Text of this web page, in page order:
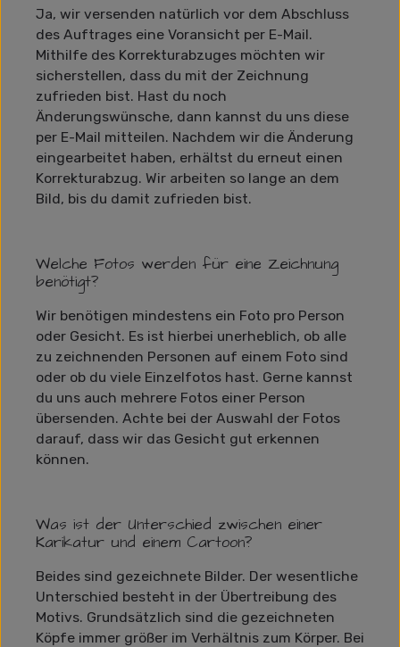
Ja, wir versenden natürlich vor dem Abschluss
des Auftrages eine Voransicht per E-Mail.
Mithilfe des Korrekturabzuges möchten wir
sicherstellen, dass du mit der Zeichnung
zufrieden bist. Hast du noch
Änderungswünsche, dann kannst du uns diese
per E-Mail mitteilen. Nachdem wir die Änderung
eingearbeitet haben, erhältst du erneut einen
Korrekturabzug. Wir arbeiten so lange an dem
Bild, bis du damit zufrieden bist.
Welche Fotos werden für eine Zeichnung
benötigt?
Wir benötigen mindestens ein Foto pro Person
oder Gesicht. Es ist hierbei unerheblich, ob alle
zu zeichnenden Personen auf einem Foto sind
oder ob du viele Einzelfotos hast. Gerne kannst
du uns auch mehrere Fotos einer Person
übersenden. Achte bei der Auswahl der Fotos
darauf, dass wir das Gesicht gut erkennen
können.
Was ist der Unterschied zwischen einer
Karikatur und einem Cartoon?
Beides sind gezeichnete Bilder. Der wesentliche
Unterschied besteht in der Übertreibung des
Motivs. Grundsätzlich sind die gezeichneten
Köpfe immer größer im Verhältnis zum Körper. Bei